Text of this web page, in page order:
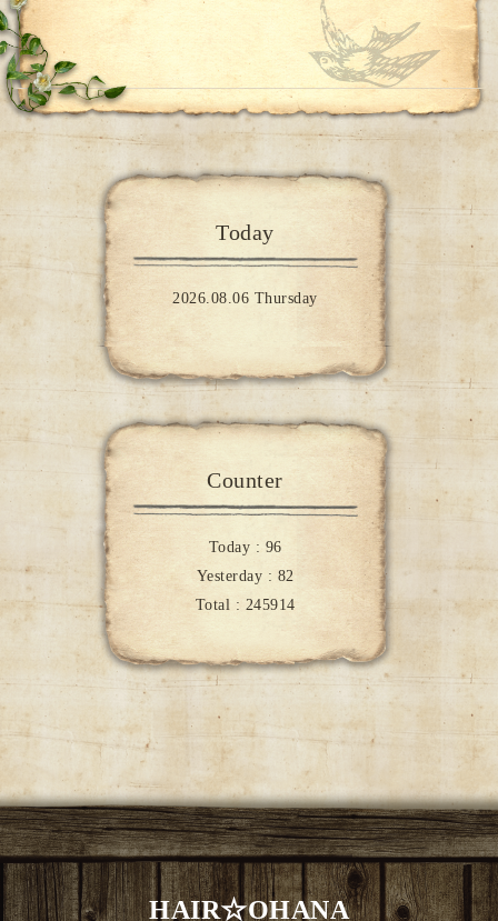
Today
2026.08.06 Thursday
Counter
Today : 96
Yesterday : 82
Total : 245914
HAIR☆OHANA